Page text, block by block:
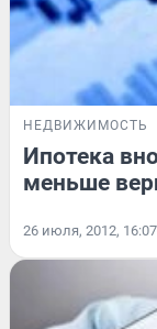
НЕДВИЖИМОСТЬ
Ипотека
меньше
26 июля, 2012, 16:07